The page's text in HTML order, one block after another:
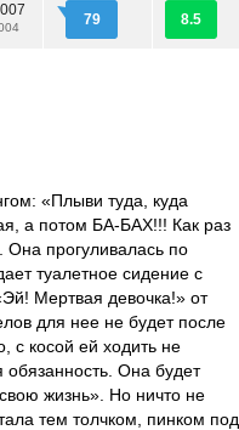
79 8.5
«Плыви туда, куда
а потом БА-БАХ!!! Как раз
прогуливалась по
туалетное сидение с
Мертвая девочка!» от
для нее не будет после
с косой ей ходить не
Она будет
жизнь». Но ничто не
тем толчком, пинком под